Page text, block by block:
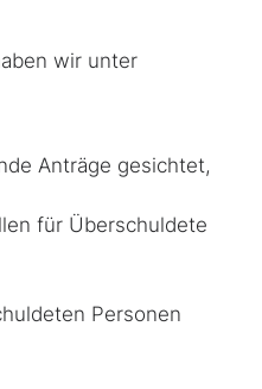
wir unter
Anträge gesichtet,
für Überschuldete
Personen